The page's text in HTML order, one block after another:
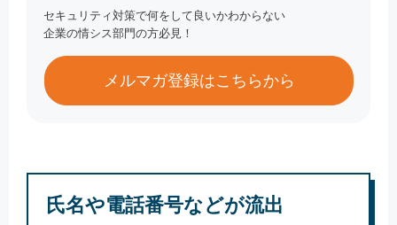
セキュリティ対策で何をして良いかわからない
企業の情シス部門の方必見！
メルマガ登録はこちらから
氏名や電話番号などが流出